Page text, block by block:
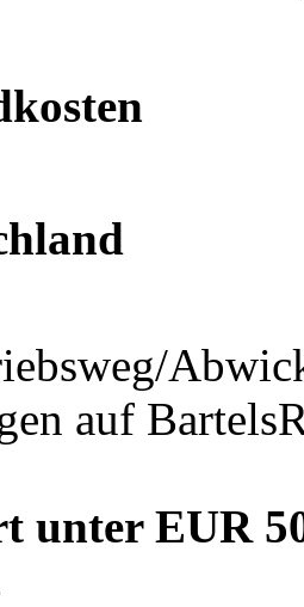
auf
unter EUR